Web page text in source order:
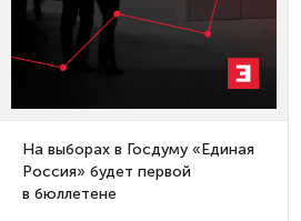
На выборах в Госдуму «Единая
Россия» будет первой
в бюллетене